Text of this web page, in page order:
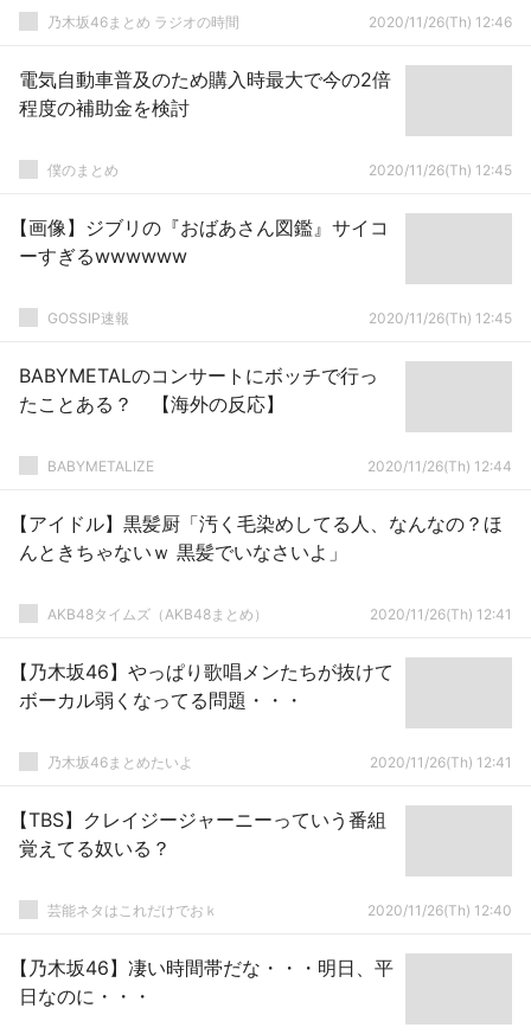
乃木坂46まとめ ラジオの時間 2020/11/26(Th) 12:46
電気自動車普及のため購入時最大で今の2倍
程度の補助金を検討
僕のまとめ 2020/11/26(Th) 12:45
【画像】ジブリの『おばあさん図鑑』サイコ
ーすぎるwwwwww
GOSSIP速報 2020/11/26(Th) 12:45
BABYMETALのコンサートにボッチで行っ
たことある？ 【海外の反応】
BABYMETALIZE 2020/11/26(Th) 12:44
【アイドル】黒髪厨「汚く毛染めしてる人、なんなの？ほ
んときちゃないｗ 黒髪でいなさいよ」
AKB48タイムズ（AKB48まとめ） 2020/11/26(Th) 12:41
【乃木坂46】やっぱり歌唱メンたちが抜けて
ボーカル弱くなってる問題・・・
乃木坂46まとめたいよ 2020/11/26(Th) 12:41
【TBS】クレイジージャーニーっていう番組
覚えてる奴いる？
芸能ネタはこれだけでおｋ 2020/11/26(Th) 12:40
【乃木坂46】凄い時間帯だな・・・明日、平
日なのに・・・